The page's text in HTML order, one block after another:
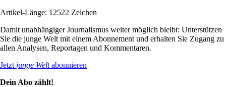
Artikel-Länge: 12522 Zeichen
Damit unabhängiger Journalismus weiter möglich bleibt: Unterstützen
Sie die junge Welt mit einem Abonnement und erhalten Sie Zugang zu
allen Analysen, Reportagen und Kommentaren.
Jetzt junge Weltabonnieren
Dein Abo zählt!